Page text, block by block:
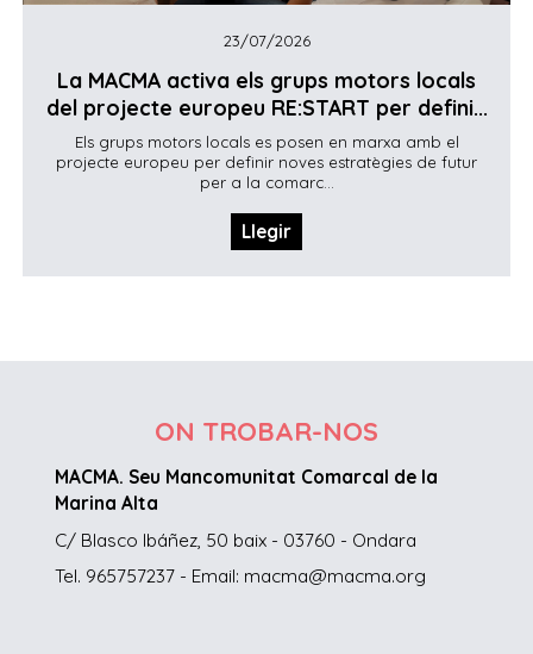
23/07/2026
La MACMA activa els grups motors locals
del projecte europeu RE:START per defini...
Els grups motors locals es posen en marxa amb el
projecte europeu per definir noves estratègies de futur
per a la comarc...
Llegir
ON TROBAR-NOS
MACMA. Seu Mancomunitat Comarcal de la
Marina Alta
C/ Blasco Ibáñez, 50 baix - 03760 - Ondara
Tel. 965757237 - Email: macma@macma.org